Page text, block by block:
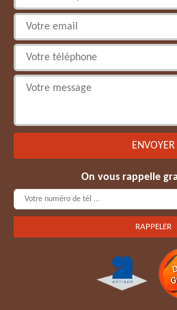
On vous rappelle